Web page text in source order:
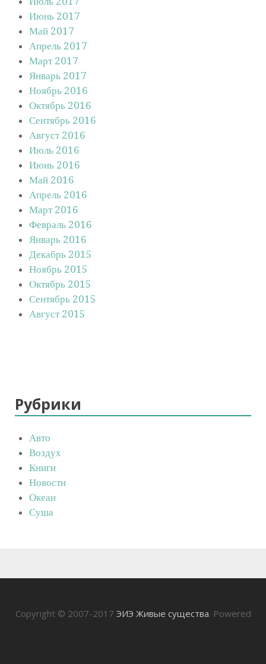
Июнь 2017
Май 2017
Апрель 2017
Март 2017
Январь 2017
Ноябрь 2016
Октябрь 2016
Сентябрь 2016
Август 2016
Июль 2016
Июнь 2016
Май 2016
Апрель 2016
Март 2016
Февраль 2016
Январь 2016
Декабрь 2015
Ноябрь 2015
Октябрь 2015
Сентябрь 2015
Август 2015
Рубрики
Авто
Воздух
Книги
Новости
Океан
Суша
Copyright © 2007-2017 ЭИЭ Живые существа. Powered